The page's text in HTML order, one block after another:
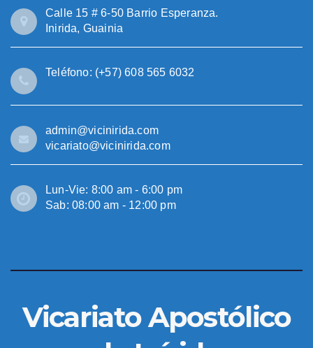
Calle 15 # 6-50 Barrio Esperanza.
Inirida, Guainia
Teléfono: (+57) 608 565 6032
admin@vicinirida.com
vicariato@vicinirida.com
Lun-Vie: 8:00 am - 6:00 pm
Sab: 08:00 am - 12:00 pm
Vicariato Apostólico